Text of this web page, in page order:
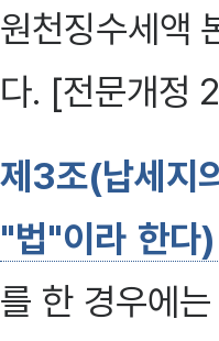
원천징수세액
다. [전문개정
제3조(납세지
"법"이라 한다
를 한 경우에